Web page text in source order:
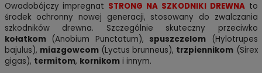
Owadobójczy impregnat STRONG NA SZKODNIKI DREWNAto
środek ochronny nowej generacji, stosowany do zwalczania
szkodników drewna. Szczególnie skuteczny przeciwko
kołatkom(Anobium Punctatum), spuszczelom (Hylotrupes
bajulus), miazgowcom(Lyctus brunneus), trzpiennikom (Sirex
gigas), termitom, kornikomi innym.